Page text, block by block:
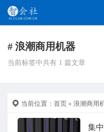
# 浪潮商用机器
当前标签中共有 1 篇文章
当前位置： 首页 » 浪潮商用
集